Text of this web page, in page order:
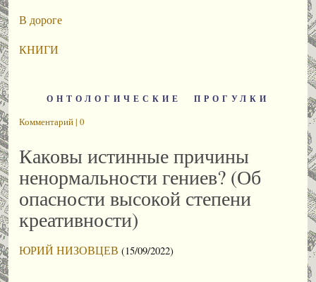
В дороге
КНИГИ
ОНТОЛОГИЧЕСКИЕ ПРОГУЛКИ
Комментарий | 0
Каковы истинные причины
ненормальности гениев? (Об
опасности высокой степени
креативности)
ЮРИЙ НИЗОВЦЕВ (15/09/2022)